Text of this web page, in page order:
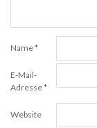
Name*
E-Mail-
Adresse*
Website